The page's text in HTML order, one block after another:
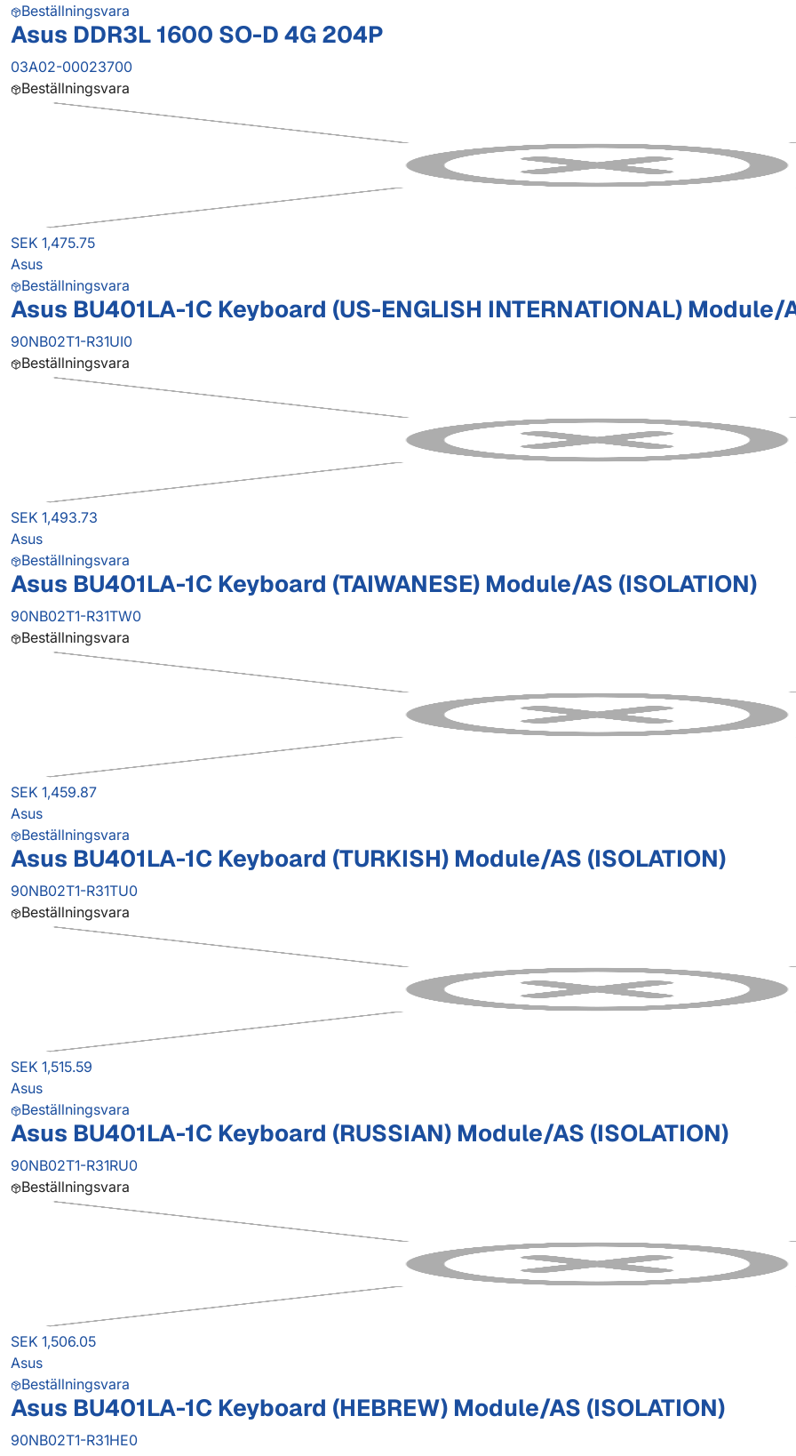
Beställningsvara
Asus DDR3L 1600 SO-D 4G 204P
03A02-00023700
Beställningsvara
SEK 1,475.75
Asus
Beställningsvara
Asus BU401LA-1C Keyboard (US-ENGLISH INTERNATIONAL) Module/
90NB02T1-R31UI0
Beställningsvara
SEK 1,493.73
Asus
Beställningsvara
Asus BU401LA-1C Keyboard (TAIWANESE) Module/AS (ISOLATION)
90NB02T1-R31TW0
Beställningsvara
SEK 1,459.87
Asus
Beställningsvara
Asus BU401LA-1C Keyboard (TURKISH) Module/AS (ISOLATION)
90NB02T1-R31TU0
Beställningsvara
SEK 1,515.59
Asus
Beställningsvara
Asus BU401LA-1C Keyboard (RUSSIAN) Module/AS (ISOLATION)
90NB02T1-R31RU0
Beställningsvara
SEK 1,506.05
Asus
Beställningsvara
Asus BU401LA-1C Keyboard (HEBREW) Module/AS (ISOLATION)
90NB02T1-R31HE0